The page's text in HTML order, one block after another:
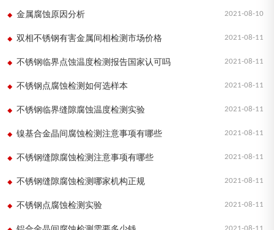
2021-08-10
金属腐蚀原因分析
2021-08-11
双相不锈钢有害金属间相检测市场价格
2021-08-11
不锈钢临界点蚀温度检测报告国家认可吗
2021-08-11
不锈钢点腐蚀检测如何选样本
2021-08-11
不锈钢临界缝隙腐蚀温度检测实验
2021-08-11
镍基合金晶间腐蚀检测注意事项有哪些
2021-08-11
不锈钢缝隙腐蚀检测注意事项有哪些
2021-08-11
不锈钢缝隙腐蚀检测哪家机构正规
2021-08-11
不锈钢点腐蚀检测实验
2021-08-11